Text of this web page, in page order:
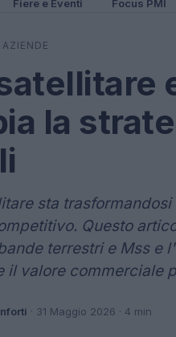
Fiere e Eventi Focus PMI
la
sta
Questo
terrestri e Mss e
il valore commerciale
· 31 Maggio 2026 · 4 min